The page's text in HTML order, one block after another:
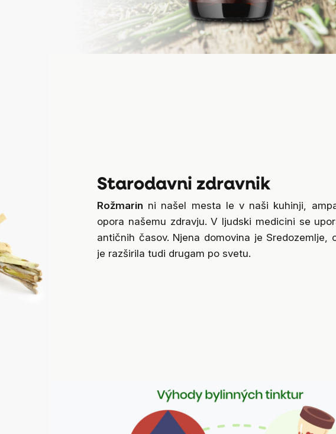
Starodavni zdravnik
Rožmarin ni našel mesta le v naši kuhinji,
opora našemu zdravju. V ljudski medicini se
antičnih časov. Njena domovina je Sredozemlje,
je razširila tudi drugam po svetu.